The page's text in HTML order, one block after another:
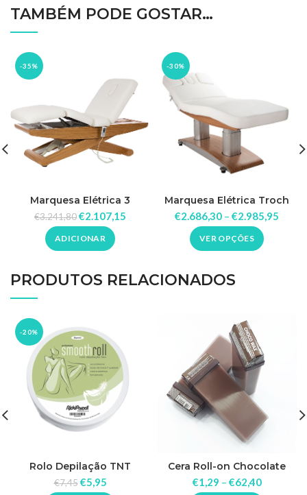
TAMBÉM PODE GOSTAR…
-35%
Marquesa Elétrica 3
Motores Cyx
€3.241,80€2.107,15
ADICIONAR
-30%
Marquesa Elétrica Troch
€2.686,30 – €2.985,95
VER OPÇÕES
PRODUTOS RELACIONADOS
-20%
Rolo Depilação TNT
80grs/m2
€7,45 €5,95
Cera Roll-on Chocolate
Beauty Image
€1,29 – €62,40